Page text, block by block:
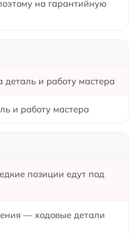
на гарантийную
и работу мастера
и работу мастера
позиции едут под
— ходовые детали